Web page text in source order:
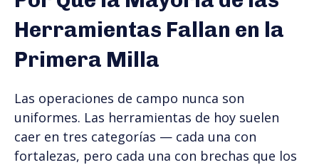
Herramientas Fallan en la
Primera Milla
Las operaciones de campo nunca son
uniformes. Las herramientas de hoy suelen
caer en tres categorías — cada una con
fortalezas, pero cada una con brechas que los